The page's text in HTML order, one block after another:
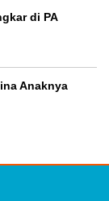
di PA
Anaknya